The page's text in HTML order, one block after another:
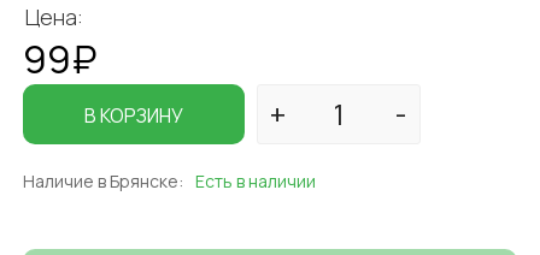
Цена:
99₽
В КОРЗИНУ
Наличие в Брянске: Есть в наличии